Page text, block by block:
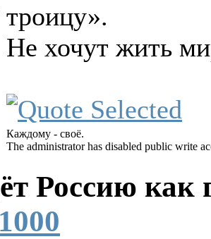
троицу».
Не хочут жить
Каждому - своё.
The administrator has disabled public write
Россию как